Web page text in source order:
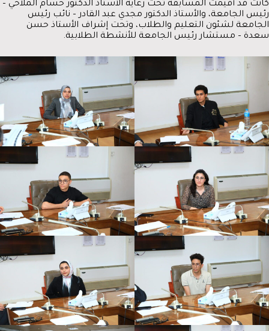
كانت قد أقيمت المسابقة تحت رعاية الأستاذ الدكتور حسام الملاحي –
رئيس الجامعة، والأستاذ الدكتور مجدي عبد القادر – نائب رئيس
الجامعة لشئون التعليم والطلاب، وتحت إشراف الأستاذ حسن
سعدة – مستشار رئيس الجامعة للأنشطة الطلابية.